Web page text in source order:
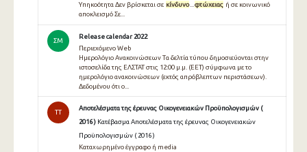
Υπηκοότητα Δεν βρίσκεται σε κίνδυνο...φτώχειας ή σε κοινωνικό
αποκλεισμό Σε...
ΣΜ
Release calendar 2022
Περιεχόμενο Web
Ημερολόγιο Ανακοινώσεων Τα δελτία τύπου δημοσιεύονται στην
ιστοσελίδα της ΕΛΣΤΑΤ στις 12:00 μ.μ. (EET) σύμφωνα με το
ημερολόγιο ανακοινώσεων (εκτός απρόβλεπτων περιστάσεων).
Δεδομένου ότι ο...
TT
Αποτελέσματα της έρευνας Οικογενειακών Προϋπολογισμών (
2016 ) Κατέβασμα Αποτελέσματα της έρευνας Οικογενειακών
Προϋπολογισμών ( 2016 )
Καταχωρημένο έγγραφο ή media